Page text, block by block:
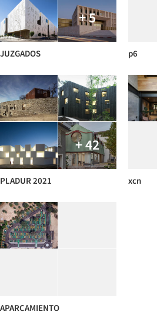
+ 5
JUZGADOS p6
+ 42
PLADUR 2021 xcn
APARCAMIENTO